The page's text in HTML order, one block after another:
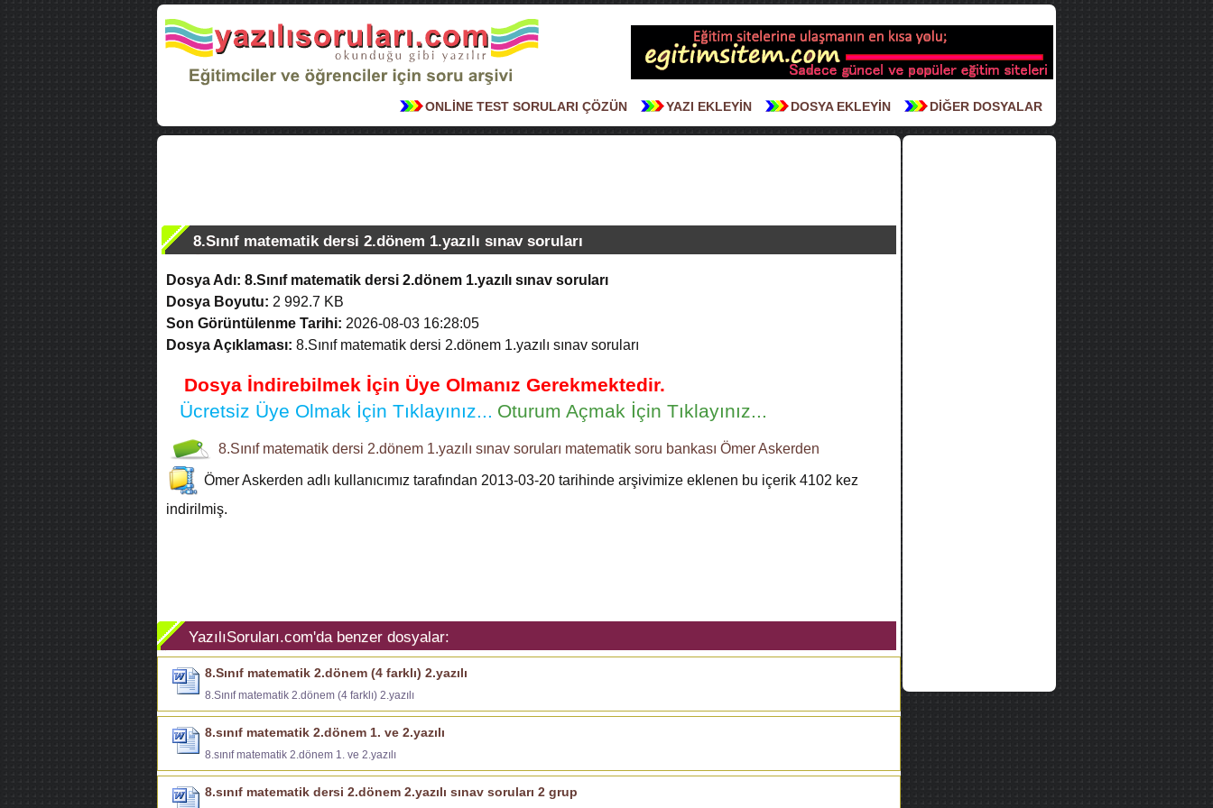
DİĞER DOSYALAR
DOSYA EKLEYİN
YAZI EKLEYİN
ONLİNE TEST SORULARI ÇÖZÜN
8.Sınıf matematik dersi 2.dönem 1.yazılı sınav soruları
Dosya Adı: 8.Sınıf matematik dersi 2.dönem 1.yazılı sınav soruları
Dosya Boyutu: 2 992.7 KB
Son Görüntülenme Tarihi: 2026-08-03 16:28:05
Dosya Açıklaması: 8.Sınıf matematik dersi 2.dönem 1.yazılı sınav soruları
Dosya İndirebilmek İçin Üye Olmanız Gerekmektedir.
Ücretsiz Üye Olmak İçin Tıklayınız... Oturum Açmak İçin Tıklayınız...
8.Sınıf matematik dersi 2.dönem 1.yazılı sınav soruları matematik soru bankası Ömer Askerden
Ömer Askerden adlı kullanıcımız tarafından 2013-03-20 tarihinde arşivimize eklenen bu içerik 4102 kez
indirilmiş.
YazılıSoruları.com'da benzer dosyalar:
8.Sınıf matematik 2.dönem (4 farklı) 2.yazılı
8.Sınıf matematik 2.dönem (4 farklı) 2.yazılı
8.sınıf matematik 2.dönem 1. ve 2.yazılı
8.sınıf matematik 2.dönem 1. ve 2.yazılı
8.sınıf matematik dersi 2.dönem 2.yazılı sınav soruları 2 grup